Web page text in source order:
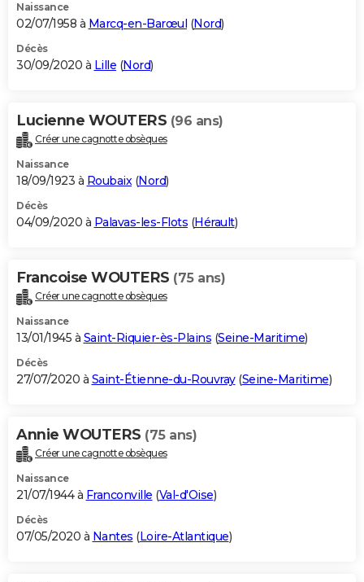
Naissance
02/07/1958 à Marcq-en-Barœul (Nord)
Décès
30/09/2020 à Lille (Nord)
Lucienne WOUTERS (96 ans)
Créer une cagnotte obsèques
Naissance
18/09/1923 à Roubaix(Nord)
Décès
04/09/2020 à Palavas-les-Flots (Hérault)
Francoise WOUTERS (75 ans)
Créer une cagnotte obsèques
Naissance
13/01/1945 à Saint-Riquier-ès-Plains (Seine-Maritime)
Décès
27/07/2020 à Saint-Étienne-du-Rouvray(Seine-Maritime)
Annie WOUTERS (75 ans)
Créer une cagnotte obsèques
Naissance
21/07/1944 à Franconville (Val-d'Oise)
Décès
07/05/2020 à Nantes (Loire-Atlantique)